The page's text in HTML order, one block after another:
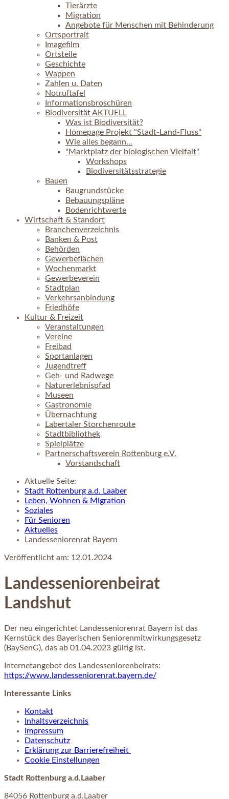
Tierärzte
Migration
Angebote für Menschen mit Behinderung
Ortsportrait
Imagefilm
Ortsteile
Geschichte
Wappen
Zahlen u. Daten
Notruftafel
Informationsbroschüren
Biodiversität AKTUELL
Was ist Biodiversität?
Homepage Projekt "Stadt-Land-Fluss"
Wie alles begann...
"Marktplatz der biologischen Vielfalt"
Workshops
Biodiversitätsstrategie
Bauen
Baugrundstücke
Bebauungspläne
Bodenrichtwerte
Wirtschaft & Standort
Branchenverzeichnis
Banken & Post
Behörden
Gewerbeflächen
Wochenmarkt
Gewerbeverein
Stadtplan
Verkehrsanbindung
Friedhöfe
Kultur & Freizeit
Veranstaltungen
Vereine
Freibad
Sportanlagen
Jugendtreff
Geh- und Radwege
Naturerlebnispfad
Museen
Gastronomie
Übernachtung
Labertaler Storchenroute
Stadtbibliothek
Spielplätze
Partnerschaftsverein Rottenburg e.V.
Vorstandschaft
Aktuelle Seite:
Stadt Rottenburg a.d. Laaber
Leben, Wohnen & Migration
Soziales
Für Senioren
Aktuelles
Landesseniorenrat Bayern
Veröffentlicht am: 12.01.2024
Landesseniorenbeirat
Landshut
Der neu eingerichtet Landesseniorenrat Bayern ist das
Kernstück des Bayerischen Seniorenmitwirkungsgesetz
(BaySenG), das ab 01.04.2023 gültig ist.
Internetangebot des Landesseniorenbeirats:
https://www.landesseniorenrat.bayern.de/
Interessante Links
Kontakt
Inhaltsverzeichnis
Impressum
Datenschutz
Erklärung zur Barrierefreiheit
Cookie Einstellungen
Stadt Rottenburg a.d.Laaber
84056 Rottenburg a.d.Laaber